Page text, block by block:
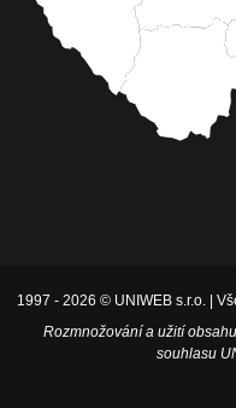
1997 - 2026 © UNIWEB s.r.o. |
Rozmnožování a užití
souhlasu